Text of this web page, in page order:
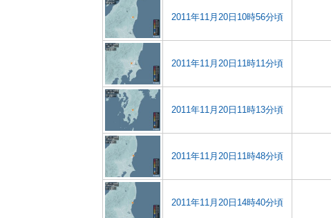
2011年11月20日10時56分頃
2011年11月20日11時11分頃
2011年11月20日11時13分頃
2011年11月20日11時48分頃
2011年11月20日14時40分頃